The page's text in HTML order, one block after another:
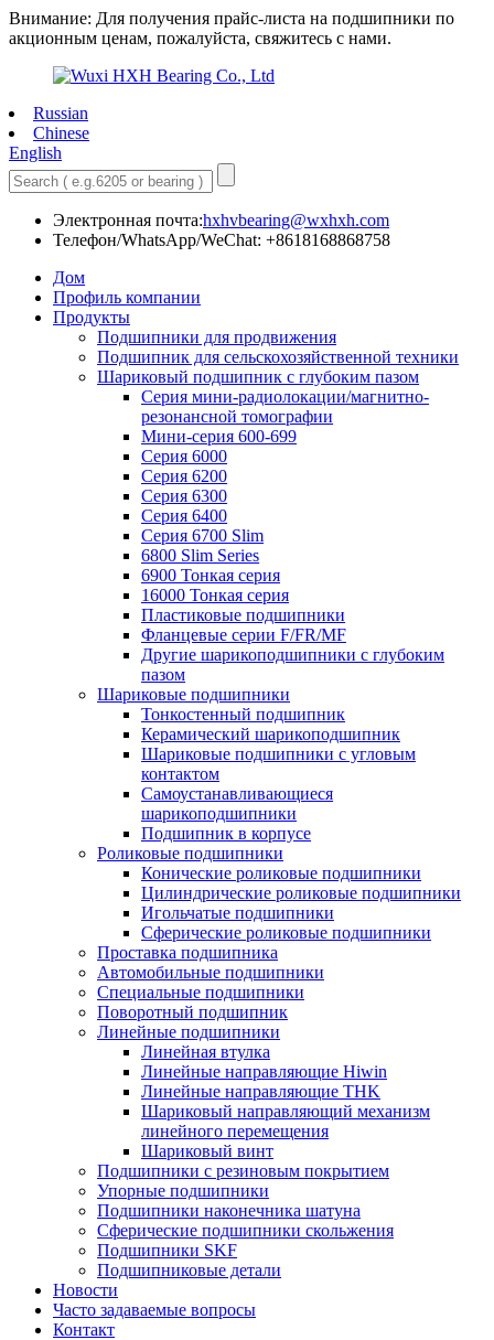
Внимание: Для получения прайс-листа на подшипники по
акционным ценам, пожалуйста, свяжитесь с нами.
Russian
Chinese
English
Электронная почта:hxhvbearing@wxhxh.com
Телефон/WhatsApp/WeChat: +8618168868758
Дом
Профиль компании
Продукты
Подшипники для продвижения
Подшипник для сельскохозяйственной техники
Шариковый подшипник с глубоким пазом
Серия мини-радиолокации/магнитно-
резонансной томографии
Мини-серия 600-699
Серия 6000
Серия 6200
Серия 6300
Серия 6400
Серия 6700 Slim
6800 Slim Series
6900 Тонкая серия
16000 Тонкая серия
Пластиковые подшипники
Фланцевые серии F/FR/MF
Другие шарикоподшипники с глубоким
пазом
Шариковые подшипники
Тонкостенный подшипник
Керамический шарикоподшипник
Шариковые подшипники с угловым
контактом
Самоустанавливающиеся
шарикоподшипники
Подшипник в корпусе
Роликовые подшипники
Конические роликовые подшипники
Цилиндрические роликовые подшипники
Игольчатые подшипники
Сферические роликовые подшипники
Проставка подшипника
Автомобильные подшипники
Специальные подшипники
Поворотный подшипник
Линейные подшипники
Линейная втулка
Линейные направляющие Hiwin
Линейные направляющие THK
Шариковый направляющий механизм
линейного перемещения
Шариковый винт
Подшипники с резиновым покрытием
Упорные подшипники
Подшипники наконечника шатуна
Сферические подшипники скольжения
Подшипники SKF
Подшипниковые детали
Новости
Часто задаваемые вопросы
Контакт